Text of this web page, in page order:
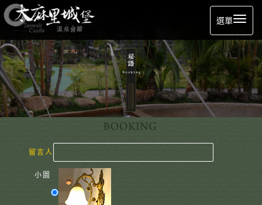
選單
留言人
小圖